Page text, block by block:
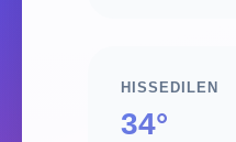
HISSEDILEN
34°